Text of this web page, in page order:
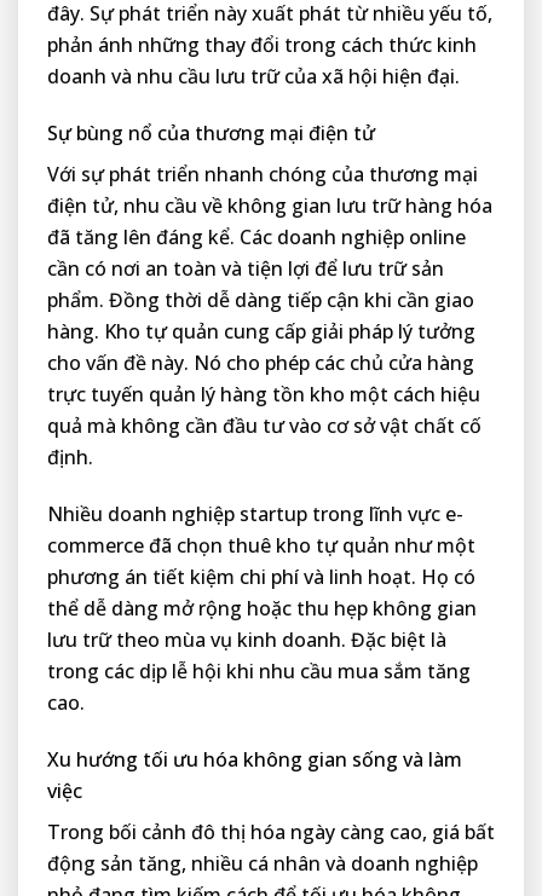
đây. Sự phát triển này xuất phát từ nhiều yếu tố,
phản ánh những thay đổi trong cách thức kinh
doanh và nhu cầu lưu trữ của xã hội hiện đại.
Sự bùng nổ của thương mại điện tử
Với sự phát triển nhanh chóng của thương mại
điện tử, nhu cầu về không gian lưu trữ hàng hóa
đã tăng lên đáng kể. Các doanh nghiệp online
cần có nơi an toàn và tiện lợi để lưu trữ sản
phẩm. Đồng thời dễ dàng tiếp cận khi cần giao
hàng. Kho tự quản cung cấp giải pháp lý tưởng
cho vấn đề này. Nó cho phép các chủ cửa hàng
trực tuyến quản lý hàng tồn kho một cách hiệu
quả mà không cần đầu tư vào cơ sở vật chất cố
định.
Nhiều doanh nghiệp startup trong lĩnh vực e-
commerce đã chọn thuê kho tự quản như một
phương án tiết kiệm chi phí và linh hoạt. Họ có
thể dễ dàng mở rộng hoặc thu hẹp không gian
lưu trữ theo mùa vụ kinh doanh. Đặc biệt là
trong các dịp lễ hội khi nhu cầu mua sắm tăng
cao.
Xu hướng tối ưu hóa không gian sống và làm
việc
Trong bối cảnh đô thị hóa ngày càng cao, giá bất
động sản tăng, nhiều cá nhân và doanh nghiệp